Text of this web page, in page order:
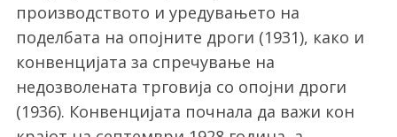
производството и уредувањето на
поделбата на опојните дроги (1931), како и
конвенцијата за спречување на
недозволената трговија со опојни дроги
(1936). Конвенцијата почнала да важи кон